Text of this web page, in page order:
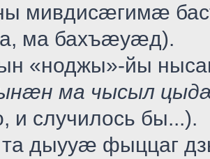
мивдисæгимæ
ма бахъæуæд).
«ноджы»-йы
ма чысыл
и случилось бы...).
дыууæ фыццаг